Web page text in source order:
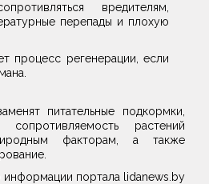
вредителям,
перепады и плохую
процесс регенерации, если
питательные подкормки,
растений
факторам, а также
информации портала lidanews.by